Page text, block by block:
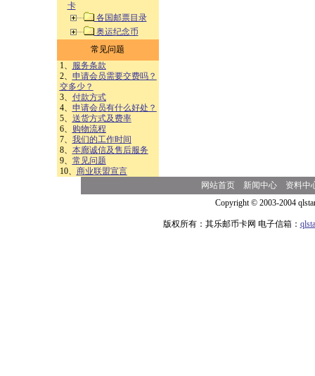
卡
各国邮票目录
奥运纪念币
常见问题
1、
服务条款
2、 申请会员需要交费吗？
交多少？
3、 付款方式
4、 申请会员有什么好处？
5、 送货方式及费率
6、
购物流程
7、 我们的工作时间
8、 本廊诚信及售后服务
9、 常见问题
10、 商业联盟宣言
网站首页 新闻中心
资料中
Copyright © 2003-2004
版权所有：其乐邮币卡网 电子信箱：